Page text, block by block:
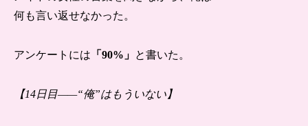
何も言い返せなかった。
アンケートには 「90%」 と書いた。
【14日目——“俺”はもういない】